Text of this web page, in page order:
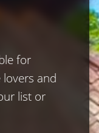
for
and
list or